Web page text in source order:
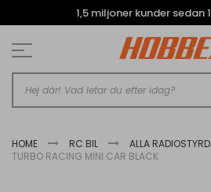
Hoppa
1,5 miljoner kunder sedan
HOME RC BIL
ALLA
TURBO RACING MINI CAR BLACK